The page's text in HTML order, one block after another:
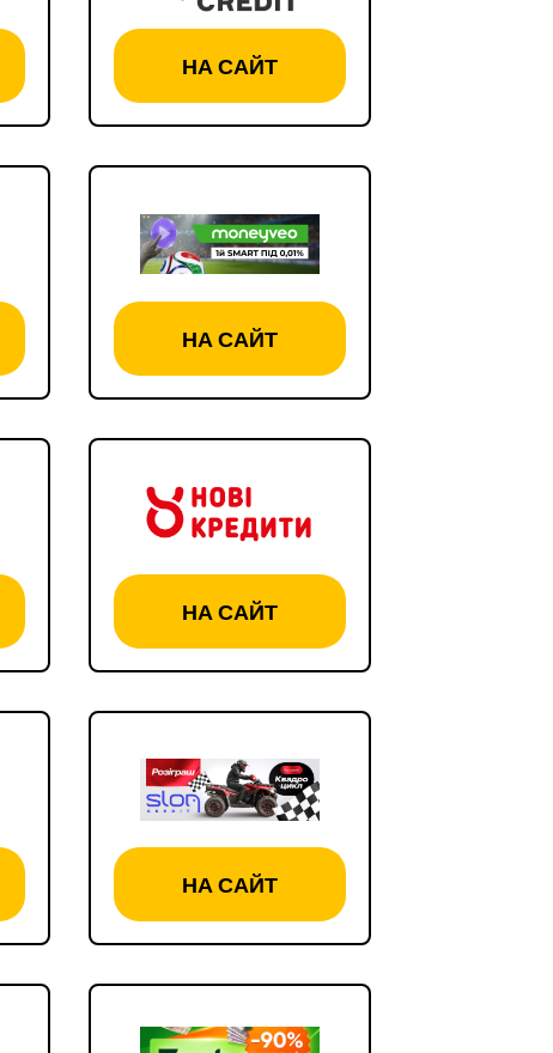
НА САЙТ
НА САЙТ
НА САЙТ
НА САЙТ